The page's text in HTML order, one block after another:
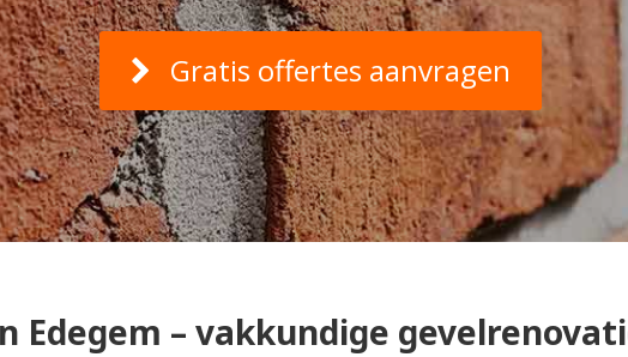
Gratis offertes aanvragen
Edegem – vakkundige